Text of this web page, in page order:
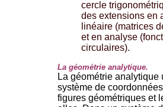
cercle
des extensions en
linéaire (matrices
et en analyse
circulaires).
La géométrie analytique.
La géométrie analytique
système de
figures géométriques et